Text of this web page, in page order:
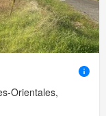
Orientales,